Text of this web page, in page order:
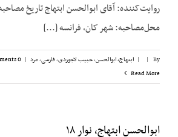
محل‌مصاحبه: شهر کان، فرانسه [...]
By
|
| ابتهاج، ابوالحسن,حبیب لاجوردی,فارسی,مرد |
0 Comments
Read More
ابوالحسن ابتهاج، نوار ۱۸